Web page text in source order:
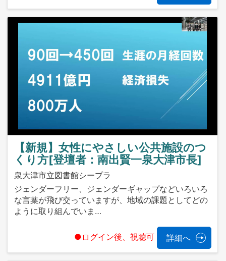
【新規】女性にやさしい公共施設のつ
くり方[登壇者：南出賢一泉大津市長]
泉大津市立図書館シープラ
ジェンダーフリー、ジェンダーギャップなどいろいろ
な言葉が飛び交っていますが、地域の課題としてどの
ように取り組んでいま…
●ログイン後、視聴可 詳細へ